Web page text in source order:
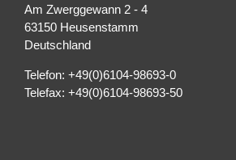
Am Zwerggewann 2 ‐ 4
63150 Heusenstamm
Deutschland
Telefon: +49(0)6104-98693-0
Telefax: +49(0)6104-98693-50